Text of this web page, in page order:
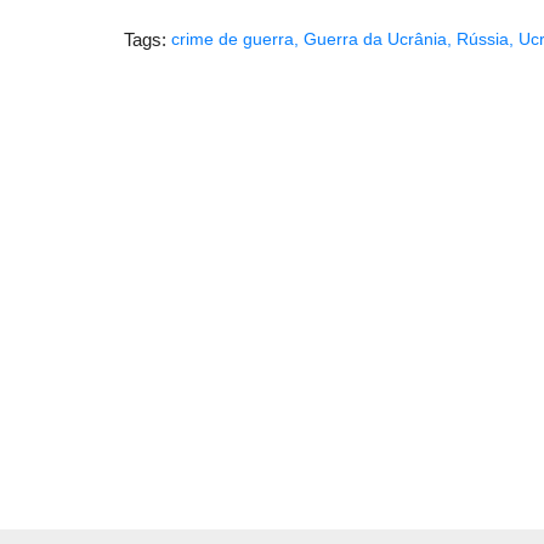
Tags: crime de guerra, Guerra da Ucrânia, Rússia,